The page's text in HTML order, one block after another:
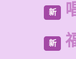
新
新